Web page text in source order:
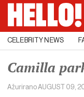
CELEBRITY NEWS
Camilla
AžuriranoAUGUST 09,